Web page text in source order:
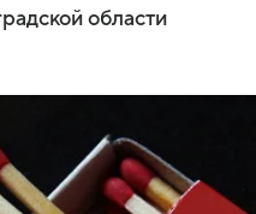
области